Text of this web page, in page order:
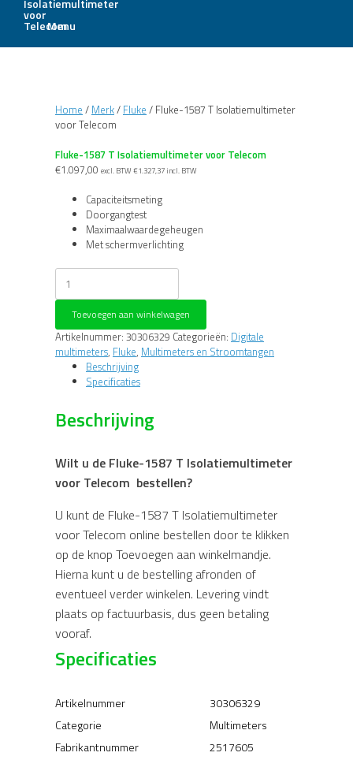
Menu
Home / Merk/ Fluke / Fluke-1587 T Isolatiemultimeter
voor Telecom
Fluke-1587 T Isolatiemultimeter voor Telecom
€1.097,00 excl. BTW €1.327,37 incl. BTW
Capaciteitsmeting
Doorgangtest
Maximaalwaardegeheugen
Met schermverlichting
Fluke-
1587
T
Isolatiemultimeter
voor
Telecom
aantal
Toevoegen aan winkelwagen
Artikelnummer: 30306329 Categorieën: Digitale
multimeters, Fluke, Multimeters en Stroomtangen
Beschrijving
Specificaties
Beschrijving
Wilt u de Fluke-1587 T Isolatiemultimeter
voor Telecom bestellen?
U kunt de Fluke-1587 T Isolatiemultimeter
voor Telecom online bestellen door te klikken
op de knop Toevoegen aan winkelmandje.
Hierna kunt u de bestelling afronden of
eventueel verder winkelen. Levering vindt
plaats op factuurbasis, dus geen betaling
vooraf.
Specificaties
Artikelnummer
30306329
Categorie
Multimeters
Fabrikantnummer
2517605